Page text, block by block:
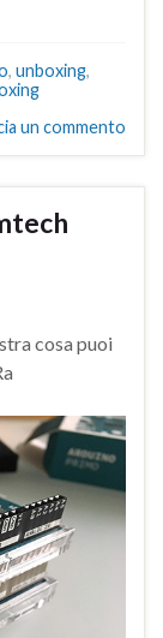
, unboxing,
un commento
cosa puoi